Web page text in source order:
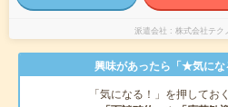
派遣会社 株式会社テク
興味があったら「★気にな
「気になる！」を押してお